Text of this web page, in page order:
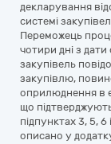
декларування
системі
Переможець
чотири дні з
закупівель
закупівлю,
оприлюднення в
що
підпунктах 3, 5,
описано у